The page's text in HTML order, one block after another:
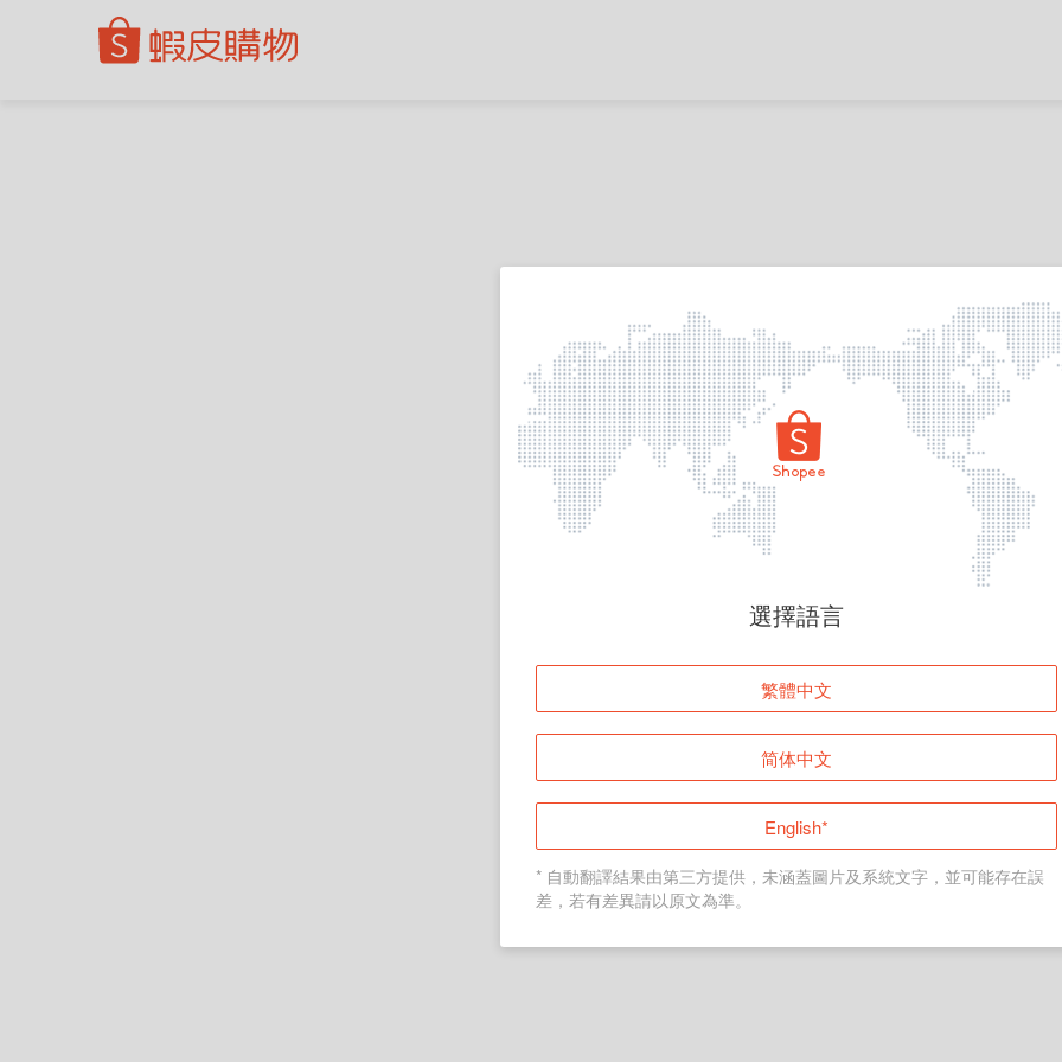
頁面無法顯示
登入
返回首頁
選擇語言
繁體中文
简体中文
English*
* 自動翻譯結果由第三方提供，未涵蓋圖片及系統文字，並可能存在誤
差，若有差異請以原文為準。